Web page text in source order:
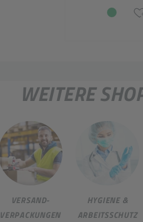
WEITERE
VERSAND-
VERPACKUNGEN
HYGIENE &
ARBEITSSCHUTZ